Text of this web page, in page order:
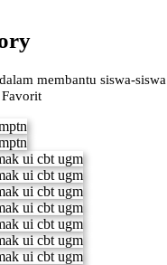
membantu siswa-siswa